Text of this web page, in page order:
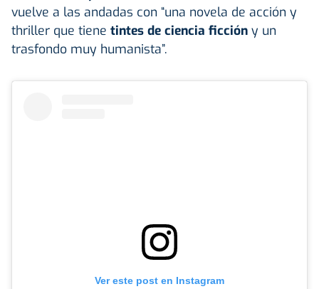
vuelve a las andadas con “una novela de acción y
thriller que tiene tintes de ciencia ficción y un
trasfondo muy humanista”.
Ver este post en Instagram